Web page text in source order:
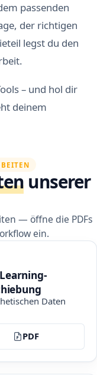
passenden
der richtigen
legst du den
– und hol dir
deinem
unserer
— öffne die PDFs
ein.
Daten
PDF